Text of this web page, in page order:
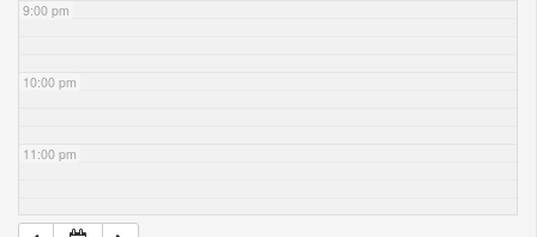
9:00 pm
10:00 pm
11:00 pm